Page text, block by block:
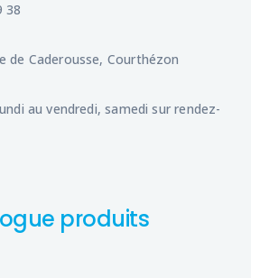
38
de Caderousse, Courthézon
au vendredi, samedi sur rendez-
produits